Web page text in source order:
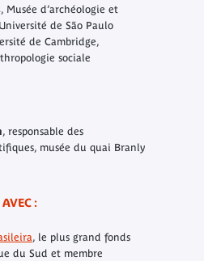
, Musée d’archéologie et
de São Paulo
de Cambridge,
sociale
, responsable des
musée du quai Branly
:
, le plus grand fonds
du Sud et membre